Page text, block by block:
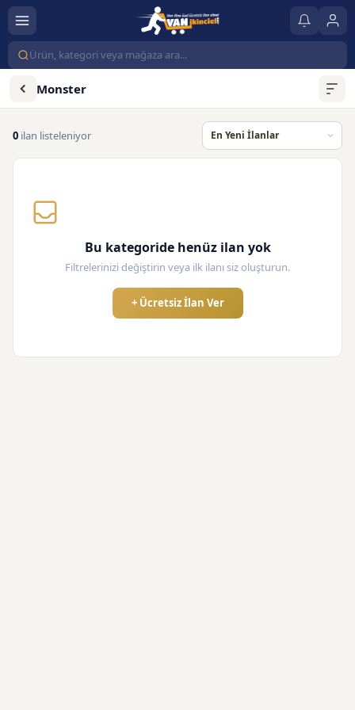
Monster
0 ilan listeleniyor
Bu kategoride henüz ilan yok
Filtrelerinizi değiştirin veya ilk ilanı siz oluşturun.
+ Ücretsiz İlan Ver